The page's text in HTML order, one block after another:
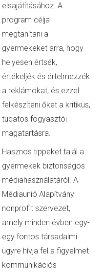
elsajátításához. A
program célja
megtanítani a
gyermekeket arra, hogy
helyesen értsék,
értékeljék és értelmezzék
a reklámokat, és ezzel
felkészíteni őket a kritikus,
tudatos fogyasztói
magatartásra.
Hasznos tippeket talál a
gyermekek biztonságos
médiahasználatáról. A
Médiaunió Alapítvány
nonprofit szervezet,
amely minden évben egy-
egy fontos társadalmi
ügyre hívja fel a figyelmet
kommunikációs